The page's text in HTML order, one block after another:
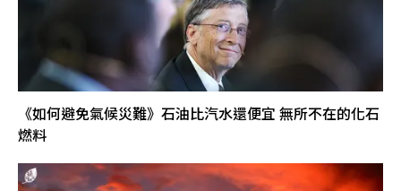
《如何避免氣候災難》石油比汽水還便宜 無所不在的化石
燃料